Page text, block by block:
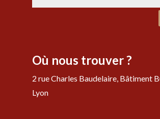
Où nous trouver ?
2 rue Charles Baudelaire, Bâtiment
Lyon